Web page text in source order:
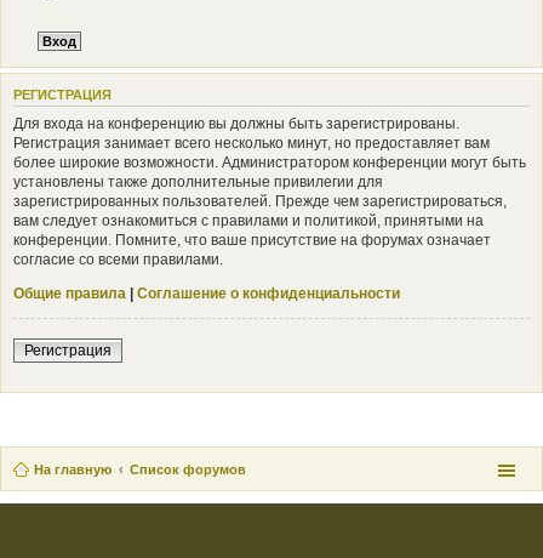
РЕГИСТРАЦИЯ
Для входа на конференцию вы должны быть зарегистрированы.
Регистрация занимает всего несколько минут, но предоставляет вам
более широкие возможности. Администратором конференции могут быть
установлены также дополнительные привилегии для
зарегистрированных пользователей. Прежде чем зарегистрироваться,
вам следует ознакомиться с правилами и политикой, принятыми на
конференции. Помните, что ваше присутствие на форумах означает
согласие со всеми правилами.
Общие правила | Соглашение о конфиденциальности
Регистрация
На главную Список форумов